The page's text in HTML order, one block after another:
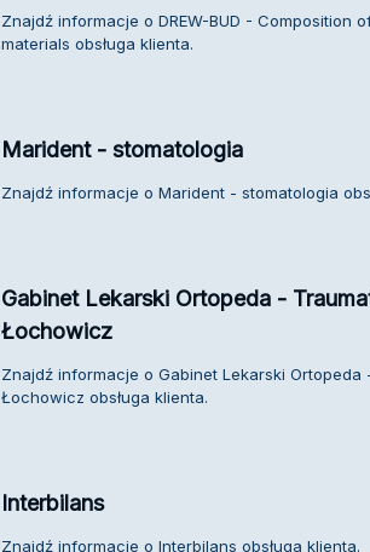
Znajdź informacje o DREW-BUD - Composition
materials obsługa klienta.
Marident - stomatologia
Znajdź informacje o Marident - stomatologia
Gabinet Lekarski Ortopeda -
Łochowicz
Znajdź informacje o Gabinet Lekarski Ortopeda
Łochowicz obsługa klienta.
Interbilans
Znajdź informacje o Interbilans obsługa klienta.